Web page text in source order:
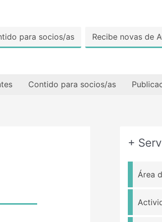
para socios/as Recibe novas de
Contido para socios/as
+
Área